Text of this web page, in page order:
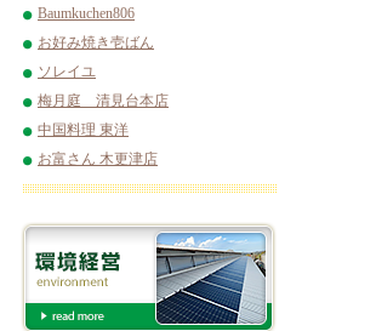
Baumkuchen806
お好み焼き壱ばん
ソレイユ
梅月庭 清見台本店
中国料理 東洋
お富さん 木更津店